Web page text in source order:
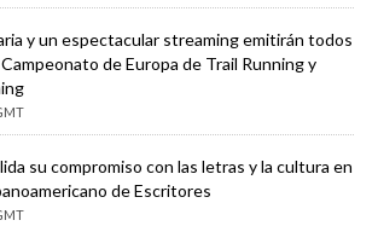
y un espectacular streaming emitirán todos
de Europa de Trail Running y
su compromiso con las letras y la cultura en
de Escritores